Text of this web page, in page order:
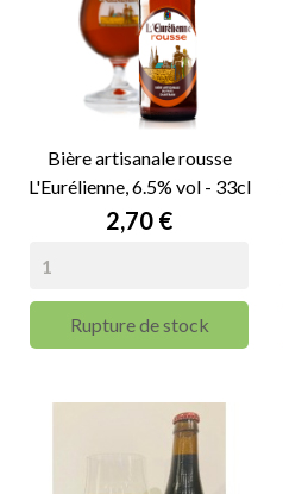
Bière artisanale rousse
L'Eurélienne, 6.5% vol - 33cl
Prix
2,70 €
Rupture de stock